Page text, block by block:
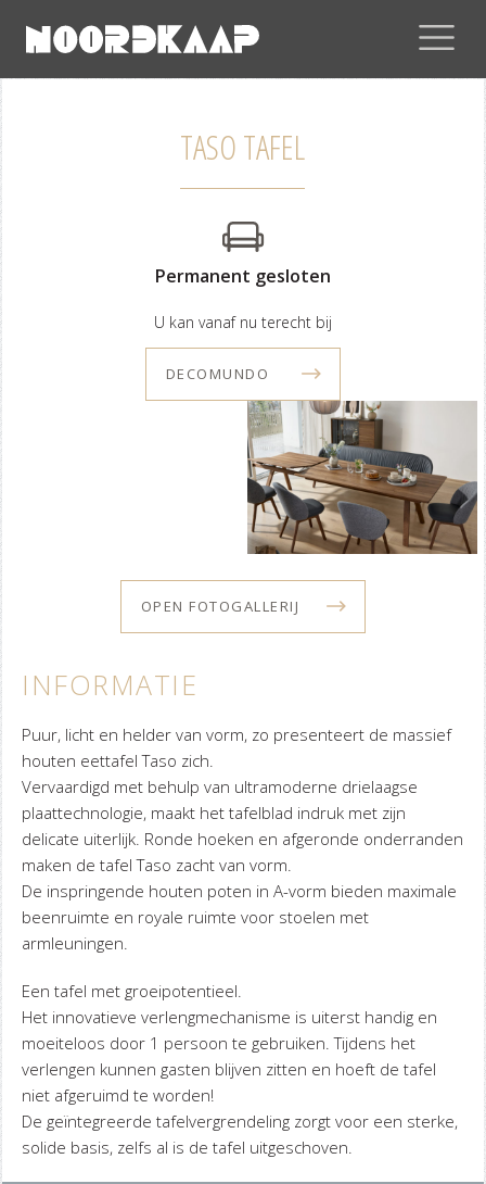
TASO TAFEL
Permanent gesloten
U kan vanaf nu terecht bij
DECOMUNDO
OPEN FOTOGALLERIJ
INFORMATIE
Puur, licht en helder van vorm, zo presenteert de massief
houten eettafel Taso zich.
Vervaardigd met behulp van ultramoderne drielaagse
plaattechnologie, maakt het tafelblad indruk met zijn
delicate uiterlijk. Ronde hoeken en afgeronde onderranden
maken de tafel Taso zacht van vorm.
De inspringende houten poten in A-vorm bieden maximale
beenruimte en royale ruimte voor stoelen met
armleuningen.
Een tafel met groeipotentieel.
Het innovatieve verlengmechanisme is uiterst handig en
moeiteloos door 1 persoon te gebruiken. Tijdens het
verlengen kunnen gasten blijven zitten en hoeft de tafel
niet afgeruimd te worden!
De geïntegreerde tafelvergrendeling zorgt voor een sterke,
solide basis, zelfs al is de tafel uitgeschoven.